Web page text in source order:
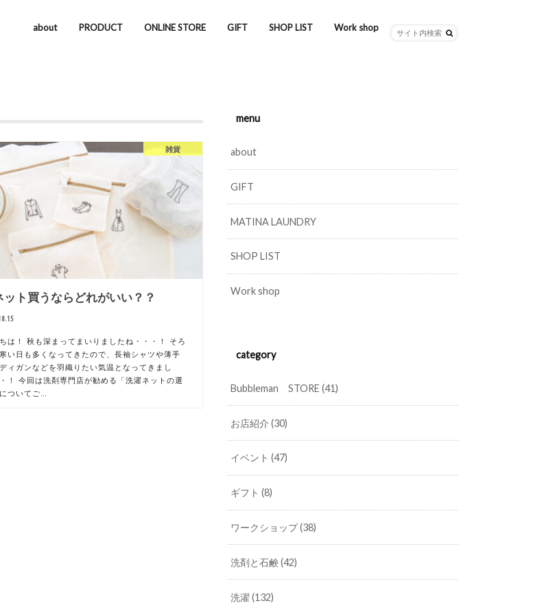
about PRODUCT ONLINE STORE GIFT SHOP LIST Work shop
雑貨
ット買うならどれがいい？？
は！ 秋も深まってまいりましたね・・・！ そろ
い日も多くなってきたので、長袖シャツや薄手
ィガンなどを羽織りたい気温となってきまし
！ 今回は洗剤専門店が勧める「洗濯ネットの選
ついてご…
menu
about
GIFT
MATINA LAUNDRY
SHOP LIST
Work shop
category
Bubbleman STORE(41)
お店紹介(30)
イベント(47)
ギフト(8)
ワークショップ(38)
洗剤と石鹸(42)
洗濯(132)